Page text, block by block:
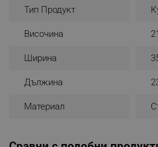
Тип Продукт
Височина
Ширина
Дължина
Материал